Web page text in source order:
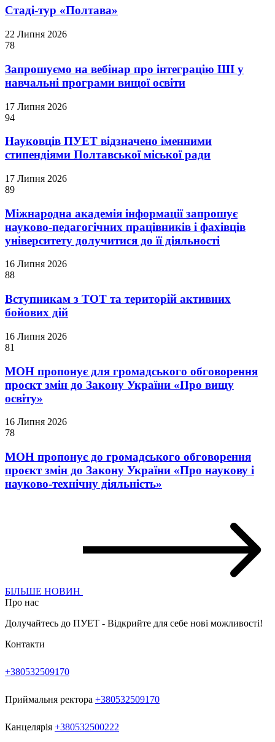
Стаді-тур «Полтава»
22 Липня 2026
78
Запрошуємо на вебінар про інтеграцію ШІ у
навчальні програми вищої освіти
17 Липня 2026
94
Науковців ПУЕТ відзначено іменними
стипендіями Полтавської міської ради
17 Липня 2026
89
Міжнародна академія інформації запрошує
науково-педагогічних працівників і фахівців
університету долучитися до її діяльності
16 Липня 2026
88
Вступникам з ТОТ та територій активних
бойових дій
16 Липня 2026
81
МОН пропонує для громадського обговорення
проєкт змін до Закону України «Про вищу
освіту»
16 Липня 2026
78
МОН пропонує до громадського обговорення
проєкт змін до Закону України «Про наукову і
науково-технічну діяльність»
БІЛЬШЕ НОВИН
Про нас
Долучайтесь до ПУЕТ - Відкрийте для себе нові можливості!
Контакти
+380532509170
Приймальня ректора +380532509170
Канцелярія +380532500222